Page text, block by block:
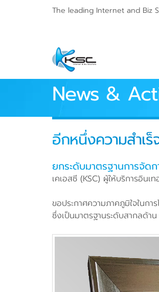
The leading Internet and Biz
News &
อีกหนึ่งความสำเ
ยกระดับมาตรฐานการจัด
เคเอสซี (KSC) ผู้ให้บริการอิน
ขอประกาศความภาคภูมิใจในกา
ซึ่งเป็นมาตรฐานระดับสากลด้